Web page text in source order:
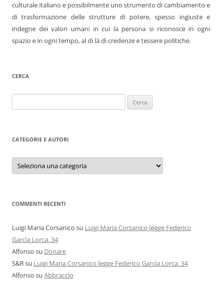
culturale italiano e possibilmente uno strumento di cambiamento e
di trasformazione delle strutture di potere, spesso ingiuste e
indegne dei valori umani in cui la persona si riconosce in ogni
spazio e in ogni tempo, al di là di credenze e tessere politiche.
CERCA
per:
CATEGORIE E AUTORI
Categorie
autori
COMMENTI RECENTI
Luigi Maria Corsanico su Luigi Maria Corsanico legge Federico
Garcìa Lorca. 34
Alfonso su Donare
S&Rsu Luigi Maria Corsanico legge Federico Garcìa Lorca. 34
Alfonso su Abbraccio